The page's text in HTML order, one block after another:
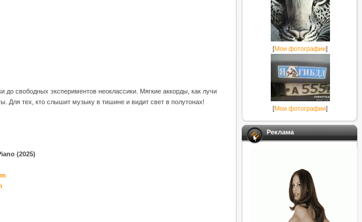
свободных экспериментов неоклассики. Мягкие аккорды, как лучи
Для тех, кто слышит музыку в тишине и видит свет в полутонах!
(2025)
[Мои фотографии]
[Мои фотографии]
Реклама